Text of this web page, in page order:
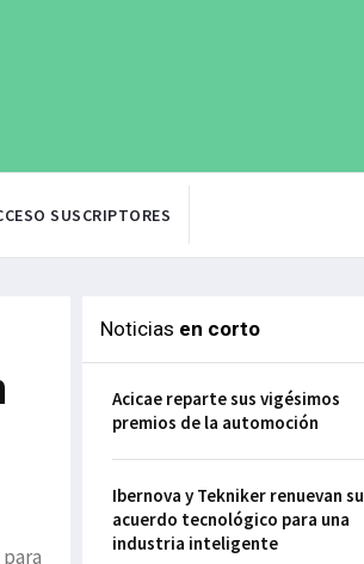
SUSCRIPTORES
Noticias en corto
Acicae reparte sus vigésimos
premios de la automoción
Ibernova y Tekniker renuevan su
acuerdo tecnológico para una
industria inteligente